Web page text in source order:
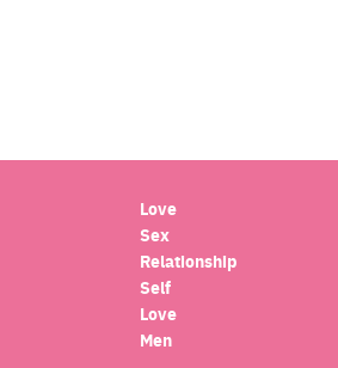
Love
Sex
Relationship
Self
Love
Men